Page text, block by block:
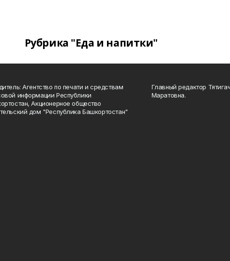
Рубрика "Еда и напитки"
Агентство по печати и средствам
информации Республики
Акционерное общество
дом "Республика Башкортостан"
Главный редактор
Маратовна.